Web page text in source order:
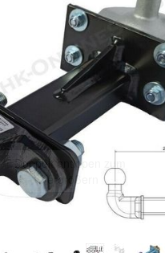
Doppelt antippen zum
vergrößern